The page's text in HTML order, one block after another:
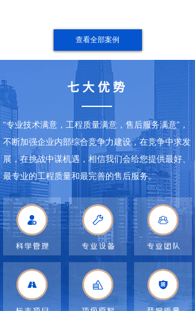
查看全部案例
七大优势
“专业技术满意，工程质量满意，售后服务满意”，
不断加强企业内部综合竞争力建设，在竞争中求发
展，在挑战中谋机遇，相信我们会给您提供最好、
最专业的工程质量和最完善的售后服务。